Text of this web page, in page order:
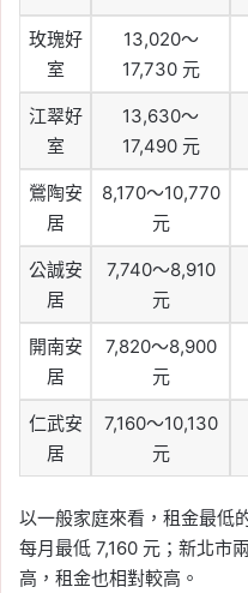
玫瑰好
室
13,020～
17,730 元
江翠好
室
13,630～
17,490 元
鶯陶安
居
8,170～10,770
元
公誠安
居
7,740～8,910
元
開南安
居
7,820～8,900
元
仁武安
居
7,160～10,130
元
以一般家庭來看，租金最低
每月最低 7,160 元；新北市
高，租金也相對較高。